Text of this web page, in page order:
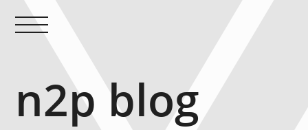
n2p blog